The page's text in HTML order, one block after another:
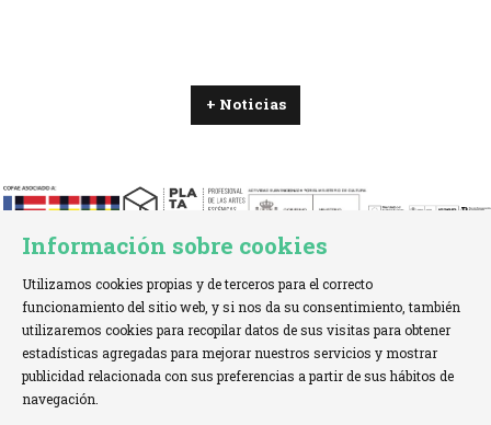
+ Noticias
TELÉFONO:+34 621 00 65 08 | info@cofae.net
Sitemap | Aviso Legal
Información sobre cookies
Utilizamos cookies propias y de terceros para el correcto
funcionamiento del sitio web, y si nos da su consentimiento, también
utilizaremos cookies para recopilar datos de sus visitas para obtener
estadísticas agregadas para mejorar nuestros servicios y mostrar
publicidad relacionada con sus preferencias a partir de sus hábitos de
navegación.